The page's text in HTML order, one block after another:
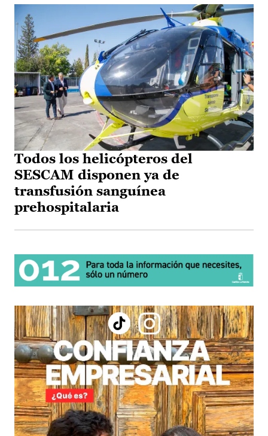
Todos los helicópteros del
SESCAM disponen ya de
transfusión sanguínea
prehospitalaria